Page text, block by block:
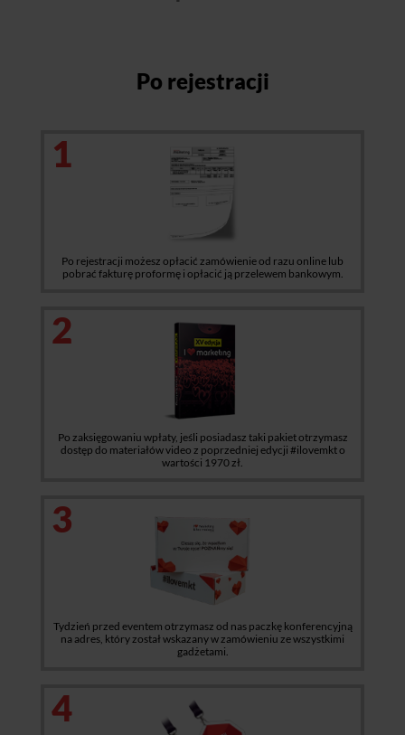
Po rejestracji
1
Po rejestracji możesz opłacić zamówienie od razu online lub
pobrać fakturę proformę i opłacić ją przelewem bankowym.
2
Po zaksięgowaniu wpłaty, jeśli posiadasz taki pakiet otrzymasz
dostęp do materiałów video z poprzedniej edycji #ilovemkt o
wartości 1970 zł.
3
Tydzień przed eventem otrzymasz od nas paczkę konferencyjną
na adres, który został wskazany w zamówieniu ze wszystkimi
gadżetami.
4